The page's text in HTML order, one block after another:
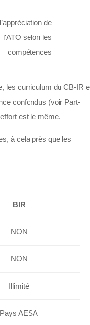
de
l’ATO selon les
compétences
les curriculum du CB-IR
confondus (voir Part-
est le même.
à cela près que les
BIR
NON
NON
Illimité
Pays AESA